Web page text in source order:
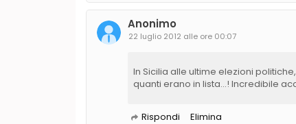
Anonimo
22 luglio 2012 alle ore 00:07
In Sicilia alle ultime elezioni
quanti erano in lista...! Incredibile
Rispondi Elimina